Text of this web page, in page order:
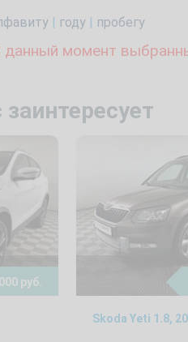
| году | пробегу
данный момент
руб.
Skoda Yeti 1.8,